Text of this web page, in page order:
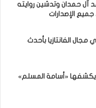
آل حمدان وتدشين روايته
الفانتازيا بأحدث
يكشفها «أسامة المسلم»